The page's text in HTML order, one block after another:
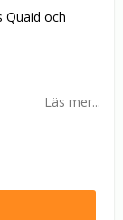
Quaid och
Läs mer...